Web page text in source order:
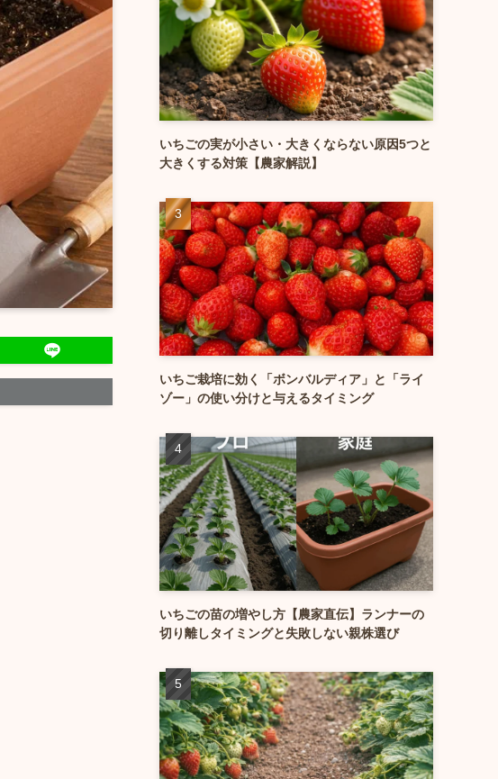
いちごの実が小さい・大きくならない原因5つと
大きくする対策【農家解説】
いちご栽培に効く「ボンバルディア」と「ライ
ゾー」の使い分けと与えるタイミング
いちごの苗の増やし方【農家直伝】ランナーの
切り離しタイミングと失敗しない親株選び